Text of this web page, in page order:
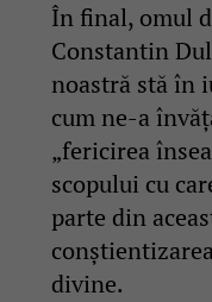
În final, omul
Constantin
noastră stă în
cum ne-a
„fericirea
scopului cu
parte din
divine.